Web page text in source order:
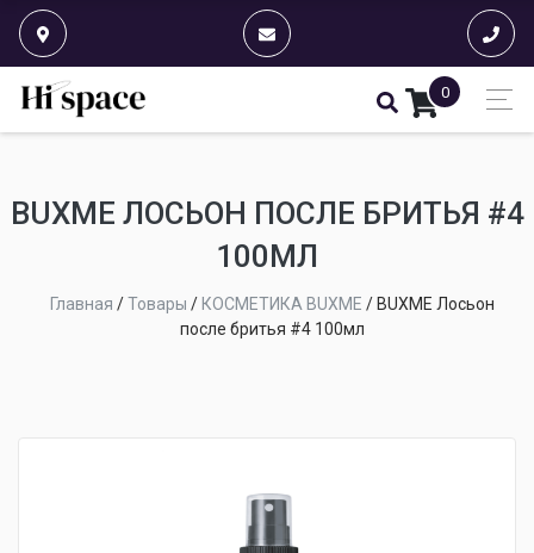
0
BUXME ЛОСЬОН ПОСЛЕ БРИТЬЯ #4
100МЛ
Главная /Товары / КОСМЕТИКА BUXME / BUXME Лосьон
после бритья #4 100мл